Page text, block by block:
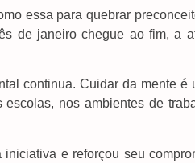
essa para quebrar
de janeiro chegue ao fim, a
continua. Cuidar da mente é
nos ambientes de
e reforçou seu